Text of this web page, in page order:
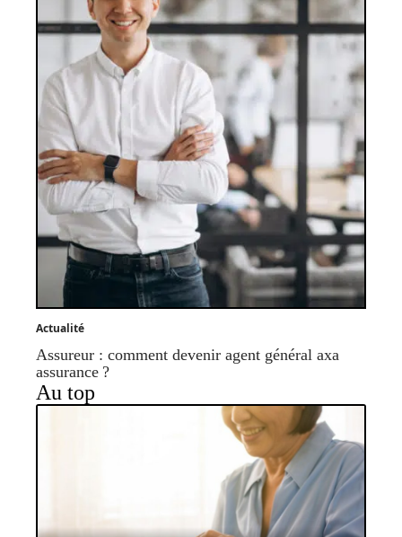
Actualité
Assureur : comment devenir agent général axa
assurance ?
Au top